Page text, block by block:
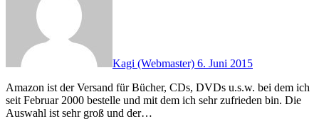
Kagi (Webmaster) 6. Juni 2015
Amazon ist der Versand für Bücher, CDs, DVDs u.s.w. bei dem ich
seit Februar 2000 bestelle und mit dem ich sehr zufrieden bin. Die
Auswahl ist sehr groß und der…